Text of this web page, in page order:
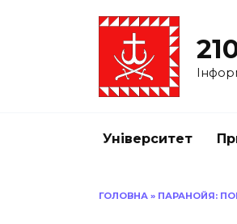
Університет
ГОЛОВНА » ПАРАНОЙЯ: